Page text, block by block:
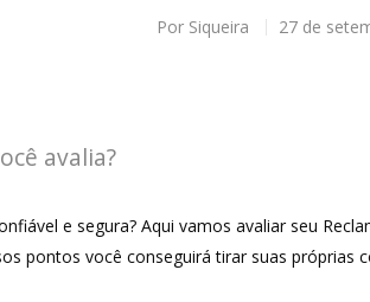
Por Siqueira 27 de
avalia?
e segura? Aqui vamos avaliar seu
pontos você conseguirá tirar suas próprias